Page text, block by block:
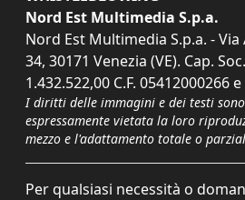
Nord Est Multimedia S.p.a.
Nord Est Multimedia S.p.a. -
34, 30171 Venezia (VE). Cap.
1.432.522,00 C.F. 05412000266
I diritti delle immagini e dei testi
espressamente vietata la loro
mezzo e l'adattamento totale o
Per qualsiasi necessità o